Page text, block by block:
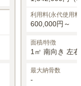
利用料(永代使用
600,000円～
面積/特徴
1㎡ 南向き 左
最大納骨数
-